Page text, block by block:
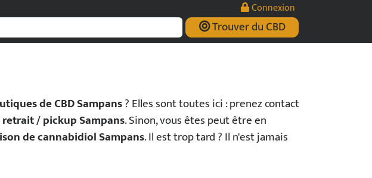
Connexion
Trouver du CBD
de CBD Sampans? Elles sont toutes ici : prenez contact
retrait / pickup Sampans. Sinon, vous êtes peut être en
de cannabidiol Sampans. Il est trop tard ? Il n'est jamais